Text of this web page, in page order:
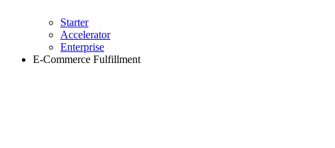
Starter
Accelerator
Enterprise
E-Commerce Fulfillment